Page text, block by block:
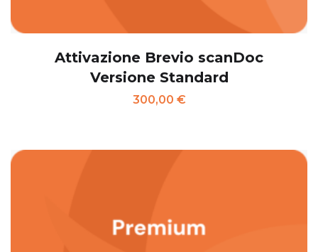
Attivazione Brevio scanDoc
Versione Standard
300,00 €